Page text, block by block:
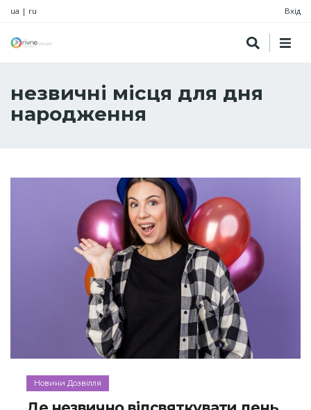
ua | ru Вхід
незвичні місця для дня
народження
Новини Дозвілля